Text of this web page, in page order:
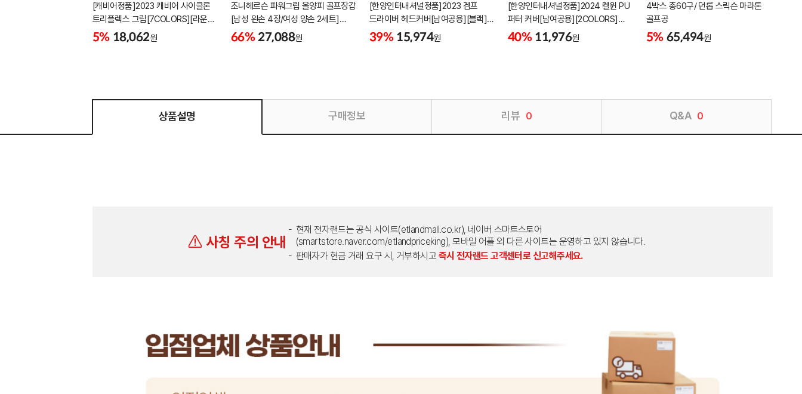
[캐비어정품]2023 캐비어 사이클론
트리플렉스 그립[7COLORS][라운드]
[39g/42g/46g/50g][R/S 토크]
5% 18,062원
조니헤르슨 파워그립 올양피 골프장갑
[남성 왼손 4장/여성 양손 2세트]
[화이트][케이스포함]
66% 27,088원
[한양인터내셔널정품]2023 겜프
드라이버 헤드커버[남여공용][블랙]
[HD-302]
39% 15,974원
[한양인터내셔널정품]2024 켈윈 PU
퍼터 커버[남여공용][2COLORS]
[KW-PC320]
40% 11,976원
4박스 총60구/ 던롭 스릭슨 마라톤
골프공
5% 65,494원
상품설명 구매정보 리뷰 0 Q&A 0
사칭 주의 안내
현재 전자랜드는 공식 사이트(etlandmall.co.kr), 네이버 스마트스토어
(smartstore.naver.com/etlandpriceking), 모바일 어플 외 다른 사이트는 운영하고 있지 않습니다.
판매자가 현금 거래 요구 시, 거부하시고 즉시 전자랜드 고객센터로 신고해주세요.